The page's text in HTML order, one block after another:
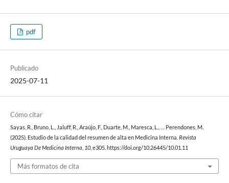
pdf
Publicado
2025-07-11
Cómo citar
Sayas, R., Bruno, L., Jaluff, R., Araújo, F., Duarte, M., Maresca, L., … Perendones, M.
(2025). Estudio de la calidad del resumen de alta en Medicina Interna. Revista
Uruguaya De Medicina Interna 10, e305. https://doi.org/10.26445/10.01.11
Más formatos de cita